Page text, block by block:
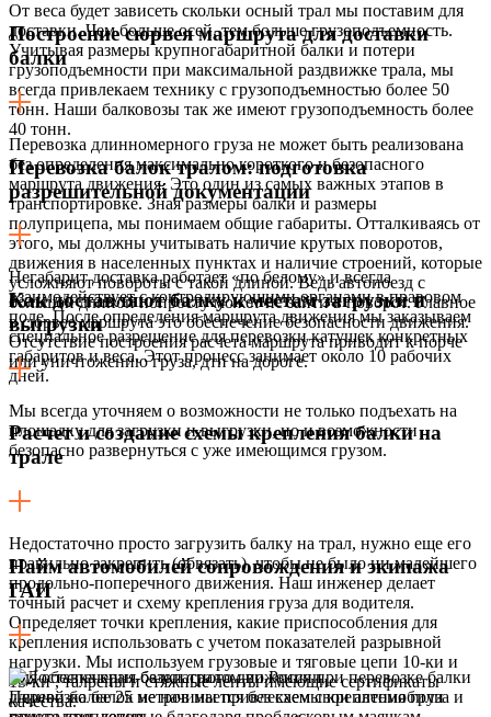
От веса будет зависеть скольки осный трал мы поставим для
доставки. Чем больше осей, тем больше грузоподъемность.
Учитывая размеры крупногабаритной балки и потери
грузоподъемности при максимальной раздвижке трала, мы
всегда привлекаем технику с грузоподъемностью более 50
тонн. Наши балковозы так же имеют грузоподъемность более
40 тонн.
Построение сюрвея маршрута для доставки
балки
Перевозка длинномерного груза не может быть реализована
без определения максимально короткого и безопасного
маршрута движения. Это один из самых важных этапов в
транспортировке. Зная размеры балки и размеры
полуприцепа, мы понимаем общие габариты. Отталкиваясь от
этого, мы должны учитывать наличие крутых поворотов,
движения в населенных пунктах и наличие строений, которые
усложняют повороты с такой длиной. Ведь автопоезд с
большой длиной попросту может не зайти в поворот. Главное
в сюрвее маршрута это обеспечение безопасности движения.
Отсутствие построения расчета маршрута приводит к порче
или уничтожению груза, дтп на дороге.
Перевозка балок тралом: подготовка
разрешительной документации
Негабарит доставка работает «по белому» и всегда
взаимодействует с контролирующими органами в правовом
поле. После определения маршрута движения мы заказываем
специальное разрешение для перевозки катушек конкретных
габаритов и веса. Этот процесс занимает около 10 рабочих
дней.
Как доставляют балку к местам загрузки и
выгрузки
Мы всегда уточняем о возможности не только подъехать на
площадку для загрузки и выгрузки, но и возможности
безопасно развернуться с уже имеющимся грузом.
Расчет и создание схемы крепления балки на
трале
Недостаточно просто загрузить балку на трал, нужно еще его
правильно закрепить (обвязать), чтобы не было ни малейшего
продольно-поперечного движения. Наш инженер делает
точный расчет и схему крепления груза для водителя.
Определяет точки крепления, какие приспособления для
крепления использовать с учетом показателей разрывной
нагрузки. Мы используем грузовые и тяговые цепи 10-ки и
13-ки , талрепы и стяжные ленты имеющие сертификаты
качества.
Найм автомобилей сопровождения и экипажа
ГАИ
Для обеспечения безопасного движения при перевозке балки
длиной более 25 метров мы привлекаем свои автомобили
Перевозка балок не начинается без схемы крепления груза и